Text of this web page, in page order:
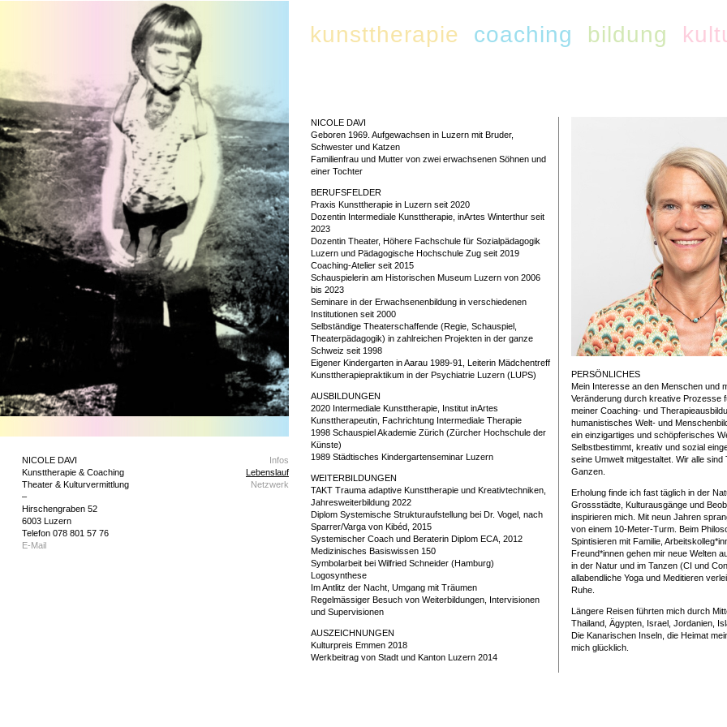
kunsttherapie coaching bildung
Infos
Lebenslauf
Netzwerk
NICOLE DAVI
Kunsttherapie & Coaching
Theater & Kulturvermittlung
–
Hirschengraben 52
6003 Luzern
Telefon 078 801 57 76
E-Mail
NICOLE DAVI
Geboren 1969. Aufgewachsen in Luzern mit Bruder,
Schwester und Katzen
Familienfrau und Mutter von zwei erwachsenen Söhnen und
einer Tochter
BERUFSFELDER
Praxis Kunsttherapie in Luzern seit 2020
Dozentin Intermediale Kunsttherapie, inArtes Winterthur seit
2023
Dozentin Theater, Höhere Fachschule für Sozialpädagogik
Luzern und Pädagogische Hochschule Zug seit 2019
Coaching-Atelier seit 2015
Schauspielerin am Historischen Museum Luzern von 2006
bis 2023
Seminare in der Erwachsenenbildung in verschiedenen
Institutionen seit 2000
Selbständige Theaterschaffende (Regie, Schauspiel,
Theaterpädagogik) in zahlreichen Projekten in der ganze
Schweiz seit 1998
Eigener Kindergarten in Aarau 1989-91, Leiterin Mädchentreff
Kunsttherapiepraktikum in der Psychiatrie Luzern (LUPS)
AUSBILDUNGEN
2020 Intermediale Kunsttherapie, Institut inArtes
Kunsttherapeutin, Fachrichtung Intermediale Therapie
1998 Schauspiel Akademie Zürich (Zürcher Hochschule der
Künste)
1989 Städtisches Kindergartenseminar Luzern
WEITERBILDUNGEN
TAKT Trauma adaptive Kunsttherapie und Kreativtechniken,
Jahresweiterbildung 2022
Diplom Systemische Strukturaufstellung bei Dr. Vogel, nach
Sparrer/Varga von Kibéd, 2015
Systemischer Coach und Beraterin Diplom ECA, 2012
Medizinisches Basiswissen 150
Symbolarbeit bei Wilfried Schneider (Hamburg)
Logosynthese
Im Antlitz der Nacht, Umgang mit Träumen
Regelmässiger Besuch von Weiterbildungen, Intervisionen
und Supervisionen
AUSZEICHNUNGEN
Kulturpreis Emmen 2018
Werkbeitrag von Stadt und Kanton Luzern 2014
PERSÖNLICHES
Mein Interesse an den Menschen und
Veränderung durch kreative Prozesse
meiner Coaching- und
humanistisches Welt- und
ein einzigartiges und schöpferisches
Selbstbestimmt, kreativ und sozial
seine Umwelt mitgestaltet. Wir alle sind
Ganzen.
Erholung finde ich fast täglich in der
Grossstädte, Kulturausgänge und
inspirieren mich. Mit neun Jahren
von einem 10-Meter-Turm. Beim
Spintisieren mit Familie,
Freund*innen gehen mir neue Welten
in der Natur und im Tanzen (CI und
allabendliche Yoga und Meditieren
Ruhe.
Längere Reisen führten mich durch
Thailand, Ägypten, Israel, Jordanien,
Die Kanarischen Inseln, die Heimat
mich glücklich.